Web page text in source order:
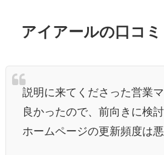
アイアールの口コミ
説明に来てくださった営業
良かったので、前向きに検
ホームページの更新頻度は